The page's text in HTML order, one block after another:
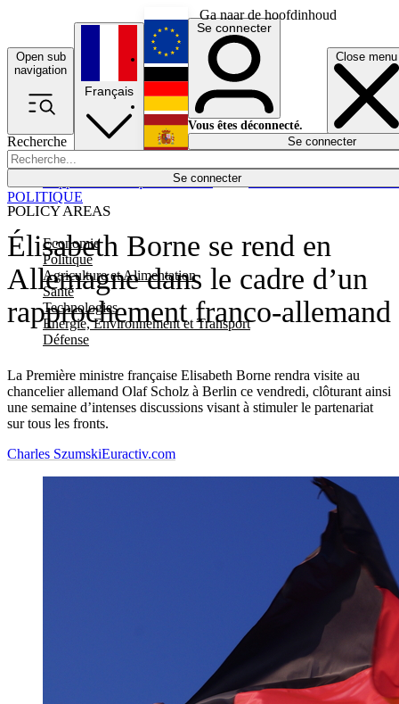
Ga naar de hoofdinhoud
Open sub
navigation
Close menu
Recherche
Se connecter
POLICY AREAS
Economie
Politique
Agriculture et Alimentation
Santé
Technologies
Energie, Environnement et Transport
Défense
Économie
Français
English
Deutsch
Español
Se connecter
Vous êtes déconnecté.
Se connecter
Élisabeth Borne se rend en
Allemagne dans le cadre d’un
rapprochement franco-allemand
La Première ministre française Elisabeth Borne rendra visite au
chancelier allemand Olaf Scholz à Berlin ce vendredi, clôturant ainsi
une semaine d’intenses discussions visant à stimuler le partenariat
sur tous les fronts.
POLITIQUE
Charles SzumskiEuractiv.com